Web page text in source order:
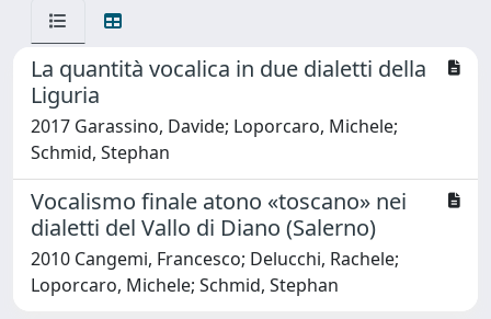
La quantità vocalica in due dialetti della
Liguria
2017 Garassino, Davide; Loporcaro, Michele;
Schmid, Stephan
Vocalismo finale atono «toscano» nei
dialetti del Vallo di Diano (Salerno)
2010 Cangemi, Francesco; Delucchi, Rachele;
Loporcaro, Michele; Schmid, Stephan